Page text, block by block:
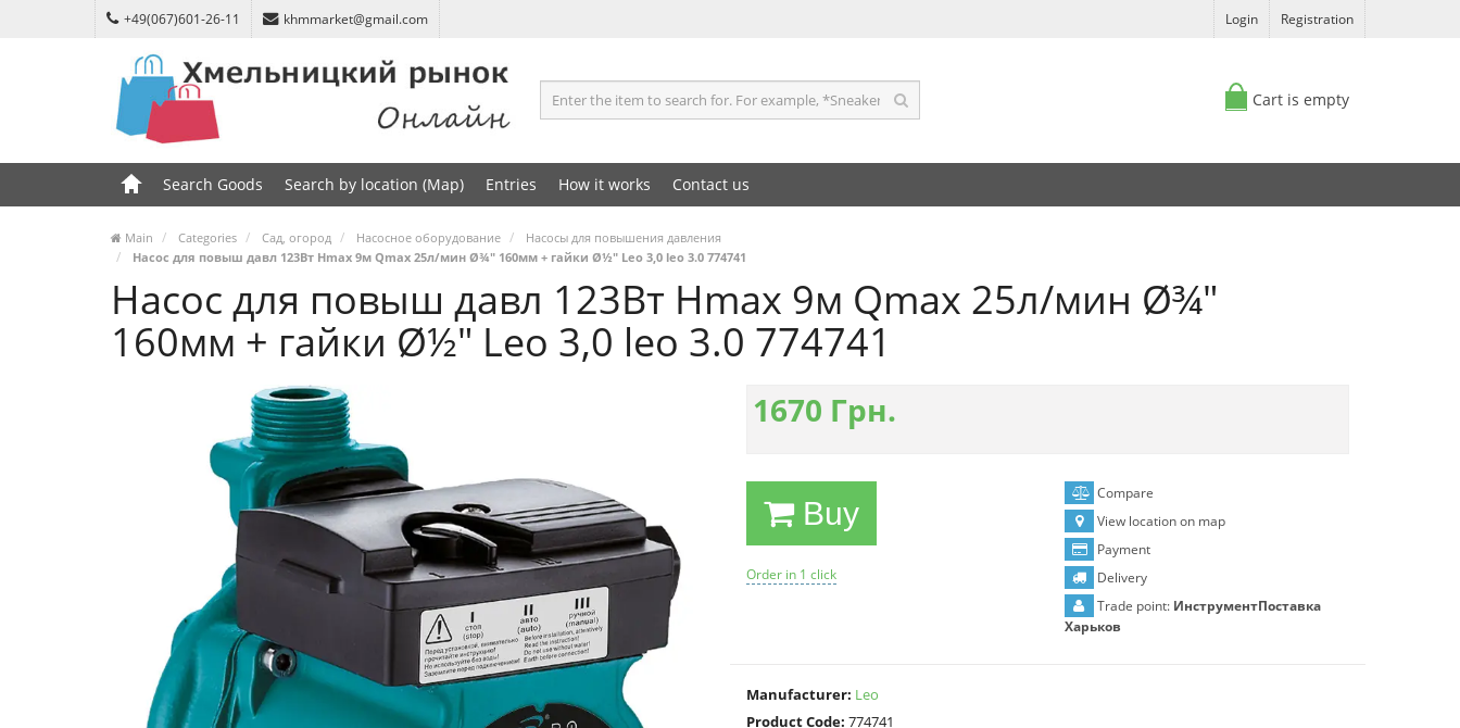
+49(067)601-26-11 khmmarket@gmail.com Login Registration
Cart is empty
Search Goods Search by location (Map) Entries How it works Contact us
Main Categories Сад, огород Насосное оборудование
Насосы для повышения давления
Насос для повыш давл 123Вт Hmax 9м Qmax 25л/мин Ø¾" 160мм + гайки Ø½" Leo 3,0 leo 3.0 774741
Насос для повыш давл 123Вт Hmax 9м Qmax 25л/мин Ø¾"
160мм + гайки Ø½" Leo 3,0 leo 3.0 774741
1670 Грн.
Buy
Order in 1 click
Compare
View location on map
Payment
Delivery
Trade point: ИнструментПоставка
Харьков
Manufacturer: Leo
Product Code: 774741